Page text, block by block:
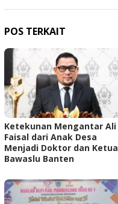
POS TERKAIT
Ketekunan Mengantar Ali
Faisal dari Anak Desa
Menjadi Doktor dan Ketua
Bawaslu Banten